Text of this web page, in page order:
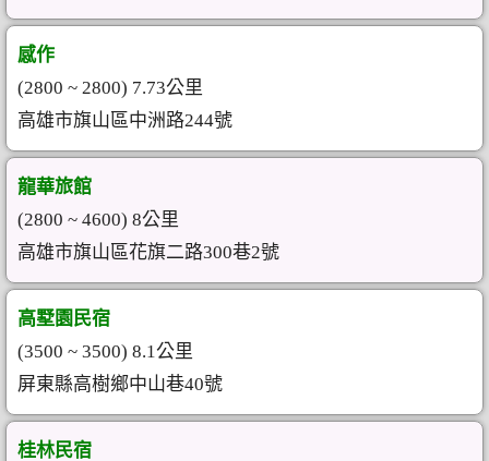
感作
(2800 ~ 2800) 7.73公里
高雄市旗山區中洲路244號
龍華旅館
(2800 ~ 4600) 8公里
高雄市旗山區花旗二路300巷2號
高墅園民宿
(3500 ~ 3500) 8.1公里
屏東縣高樹鄉中山巷40號
桂林民宿